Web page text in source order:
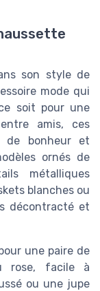
son style de
mode qui
soit pour une
amis, ces
de bonheur et
ornés de
métalliques
blanches ou
décontracté et
une paire de
rose, facile à
ou une jupe